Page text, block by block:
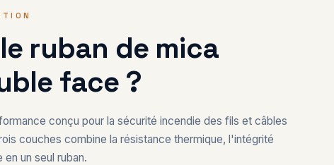
ruban de mica
face ?
conçu pour la sécurité incendie des fils et câbles
couches combine la résistance thermique, l'intégrité
un seul ruban.